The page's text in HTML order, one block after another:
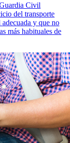
Civil
del transporte
y que no
más habituales de